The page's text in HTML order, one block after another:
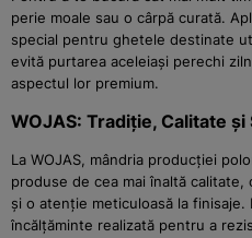
perie moale sau o cârpă curată.
special pentru ghetele destinate
evită purtarea aceleiași perechi
aspectul lor premium.
WOJAS: Tradiție, Calitate
La WOJAS, mândria producției
produse de cea mai înaltă
și o atenție meticuloasă la
încălțăminte realizată pentru a